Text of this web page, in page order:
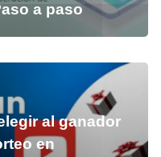
a paso
al ganador
en